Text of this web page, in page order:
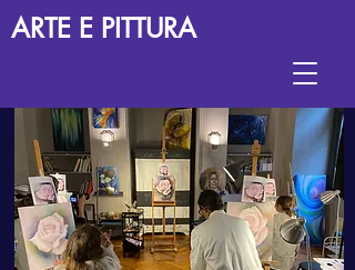
ARTE E PITTURA